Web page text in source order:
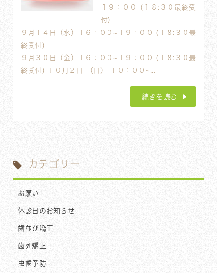
１９：００ (１８:３０最終受
付)
９月１４日（水）１６：００~１９：００ (１８:３０最
終受付)
９月３０日（金）１６：００~１９：００ (１８:３０最
終受付) １０月２日 （日） １０：００~...
続きを読む
カテゴリー
お願い
休診日のお知らせ
歯並び矯正
歯列矯正
虫歯予防